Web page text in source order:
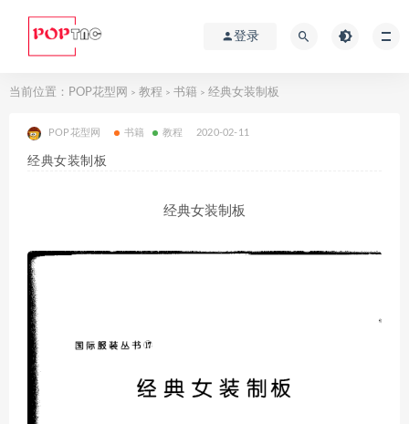
登录
当前位置： POP花型网 > 教程 > 书籍 > 经典女装制板
POP花型网 书籍 教程 2020-02-11
经典女装制板
经典女装制板